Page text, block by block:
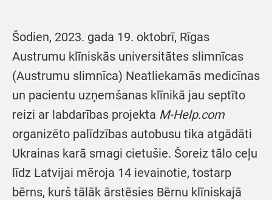
Šodien, 2023. gada 19. oktobrī, Rīgas
Austrumu klīniskās universitātes slimnīcas
(Austrumu slimnīca) Neatliekamās medicīnas
un pacientu uzņemšanas klīnikā jau septīto
reizi ar labdarības projekta M-Help.com
organizēto palīdzības autobusu tika atgādāti
Ukrainas karā smagi cietušie. Šoreiz tālo ceļu
līdz Latvijai mēroja 14 ievainotie, tostarp
bērns, kurš tālāk ārstēsies Bērnu klīniskajā